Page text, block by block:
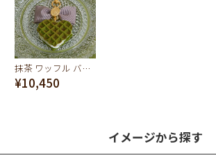
抹茶 ワッフル バッグチャーム
¥10,450
イメージから探す